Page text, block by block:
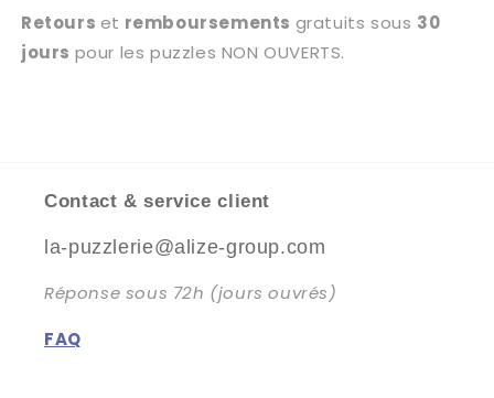
Retours et remboursements gratuits sous 30
jours pour les puzzles NON OUVERTS.
Contact & service client
la-puzzlerie@alize-group.com
Réponse sous 72h (jours ouvrés)
FAQ